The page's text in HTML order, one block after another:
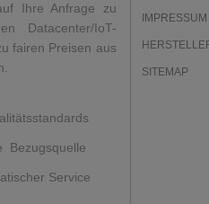
Ihre Anfrage zu
Datacenter/IoT-
fairen Preisen aus
Bezugsquelle
Service
IMPRESSUM
SITEMAP